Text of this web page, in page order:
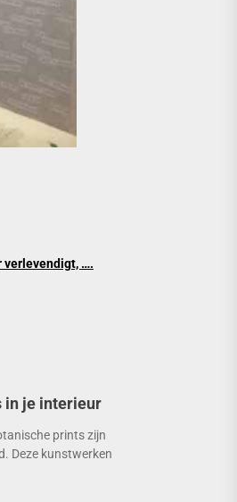
verlevendigt, ….
in je interieur
prints zijn
Deze kunstwerken